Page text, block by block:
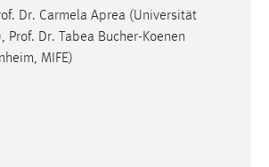
. Dr. Carmela Aprea (Universität
Prof. Dr. Tabea Bucher-Koenen
MIFE)